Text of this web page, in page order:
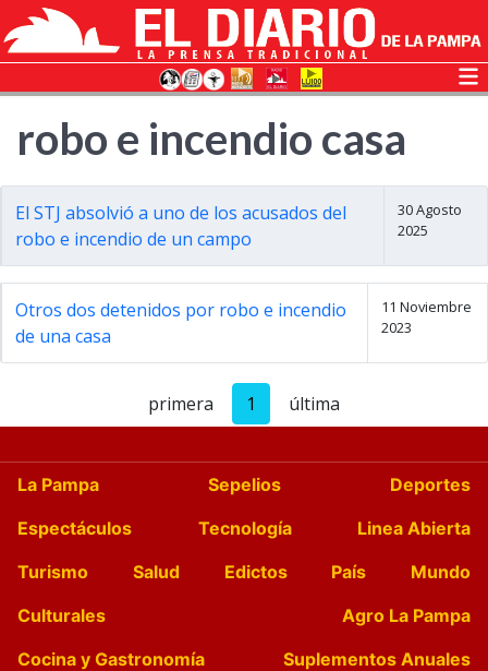
robo e incendio casa
El STJ absolvió a uno de los acusados del
robo e incendio de un campo
30 Agosto
2025
Otros dos detenidos por robo e incendio
de una casa
11 Noviembre
2023
primera 1 última
La Pampa Sepelios
Deportes
Espectáculos
Tecnología
Linea Abierta
Turismo
Salud Edictos País
Mundo
Culturales
Agro La Pampa
Cocina y Gastronomía
Suplementos Anuales